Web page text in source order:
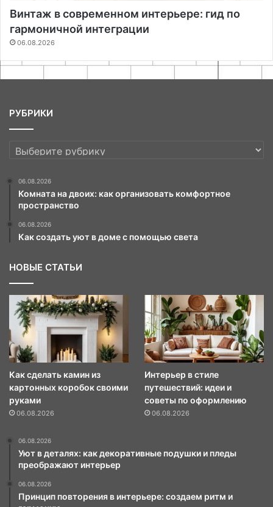
Винтаж в современном интерьере: гид по
гармоничной интеграции
06.08.2026
РУБРИКИ
РУБРИКИ
06.08.2026
Комната на двоих: как организовать комфортное
пространство
06.08.2026
Как создать уют в доме с помощью света
НОВЫЕ СТАТЬИ
Как сделать камин из
картонных коробок своими
руками
06.08.2026
Интерьер в стиле
путешествий: идеи и
советы по оформлению
06.08.2026
06.08.2026
Уют в деталях: как декоративные подушки и пледы
преображают интерьер
06.08.2026
Принцип повторения в интерьере: создаем ритм и